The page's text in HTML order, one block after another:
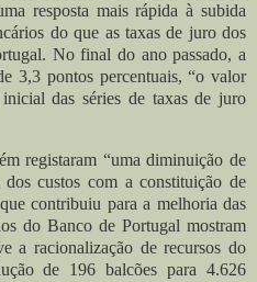
resposta mais rápida à subida
do que as taxas de juro dos
No final do ano passado, a
3,3 pontos percentuais, “o valor
das séries de taxas de juro
registaram “uma diminuição de
custos com a constituição de
contribuiu para a melhoria das
do Banco de Portugal mostram
a racionalização de recursos do
de 196 balcões para 4.626